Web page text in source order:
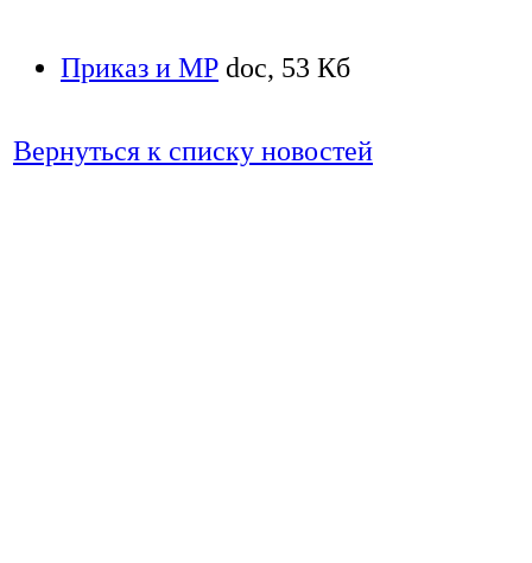
Приказ и МР doc, 53 Кб
Вернуться к списку новостей